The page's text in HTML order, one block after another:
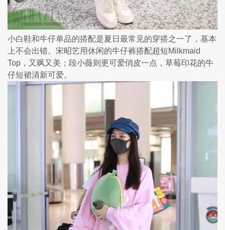
小白鞋和牛仔单品的搭配是夏日最常见的穿搭之一了，基本
上不会出错。宋昭艺用休闲的牛仔裤搭配超短Milkmaid
Top，又飒又美；段小薇则更可爱俏皮一点，草莓印花的牛
仔短裙清新可爱。